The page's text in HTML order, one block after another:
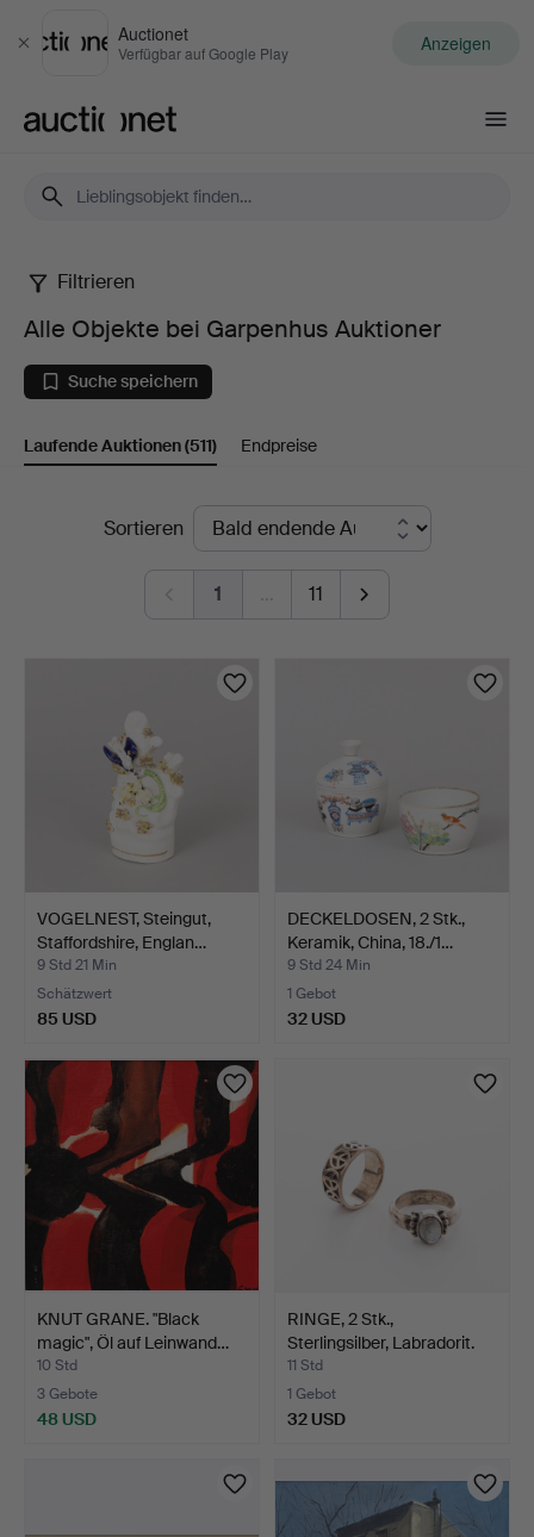
Schließen
Auctionet
Verfügbar auf Google Play Anzeigen
Alle
Objekte
bei
Garpenhus
Auktioner
Filtrieren
Alle Objekte bei Garpenhus Auktioner
Suche speichern
Laufende Auktionen(511) Endpreise
LaufendeSortieren
1 … 11
VOGELNEST, Steingut,
Staffordshire, Englan…
9 Std 21 Min
Schätzwert
85 USD
DECKELDOSEN, 2 Stk.,
Keramik, China, 18./1…
9 Std 24 Min
1 Gebot
32 USD
KNUT GRANE. "Black
magic", Öl auf Leinwand…
10 Std
3 Gebote
48 USD
RINGE, 2 Stk.,
Sterlingsilber, Labradorit.
11 Std
1 Gebot
32 USD